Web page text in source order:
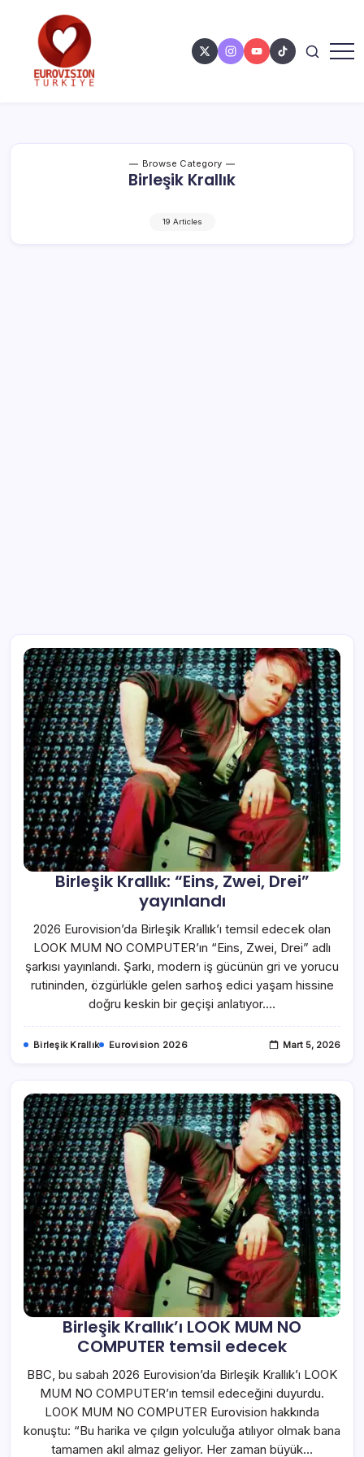
Browse Category
Birleşik Krallık
19 Articles
Birleşik Krallık: “Eins, Zwei, Drei”
yayınlandı
2026 Eurovision’da Birleşik Krallık’ı temsil edecek olan
LOOK MUM NO COMPUTER’ın “Eins, Zwei, Drei” adlı
şarkısı yayınlandı. Şarkı, modern iş gücünün gri ve yorucu
rutininden, özgürlükle gelen sarhoş edici yaşam hissine
doğru keskin bir geçişi anlatıyor.…
Birleşik Krallık Eurovision 2026 Mart 5, 2026
Birleşik Krallık’ı LOOK MUM NO
COMPUTER temsil edecek
BBC, bu sabah 2026 Eurovision’da Birleşik Krallık’ı LOOK
MUM NO COMPUTER’ın temsil edeceğini duyurdu.
LOOK MUM NO COMPUTER Eurovision hakkında
konuştu: “Bu harika ve çılgın yolculuğa atılıyor olmak bana
tamamen akıl almaz geliyor. Her zaman büyük…